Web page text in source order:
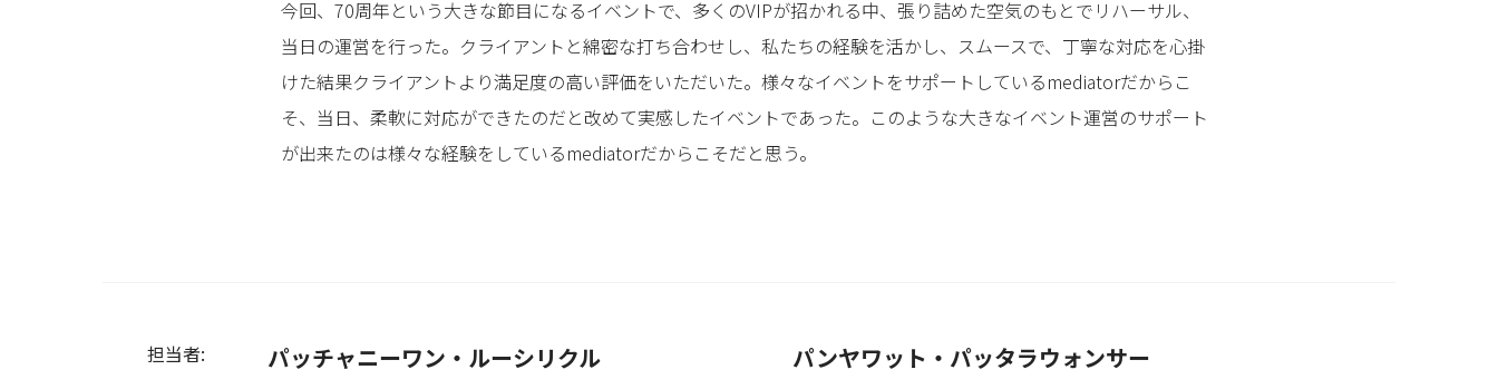
今回、70周年という大きな節目になるイベントで、多くのVIPが招かれる中、張り詰めた空気のもとでリハーサル、
当日の運営を行った。クライアントと綿密な打ち合わせし、私たちの経験を活かし、スムースで、丁寧な対応を心掛
けた結果クライアントより満足度の高い評価をいただいた。様々なイベントをサポートしているmediatorだからこ
そ、当日、柔軟に対応ができたのだと改めて実感したイベントであった。このような大きなイベント運営のサポート
が出来たのは様々な経験をしているmediatorだからこそだと思う。
担当者: パッチャニーワン・ルーシリクル パンヤワット・パッタラウォンサー